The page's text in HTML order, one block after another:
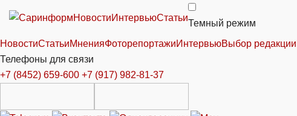
НовостиИнтервьюСтатьи
Темный режим
НовостиСтатьиМненияФоторепортажиИнтервьюВыбор редакции
Телефоны для связи
+7 (8452) 659-600 +7 (917) 982-81-37